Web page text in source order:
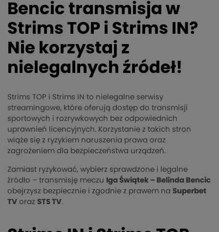
Bencic transmisja w
Strims TOP i Strims IN?
Nie korzystaj z
nielegalnych źródeł!
Strims TOP i Strims IN to nielegalne serwisy
streamingowe, które oferują dostęp do transmisji
sportowych i rozrywkowych bez odpowiednich
uprawnień licencyjnych. Korzystanie z takich stron
wiąże się z ryzykiem naruszenia prawa oraz
zagrożeniem dla bezpieczeństwa urządzeń.
Zamiast ryzykować, wybierz sprawdzone i legalne
źródło – transmisję meczu Iga Świątek – Belinda Bencic
obejrzysz bezpiecznie i zgodnie z prawem na Superbet
TV oraz STS TV.